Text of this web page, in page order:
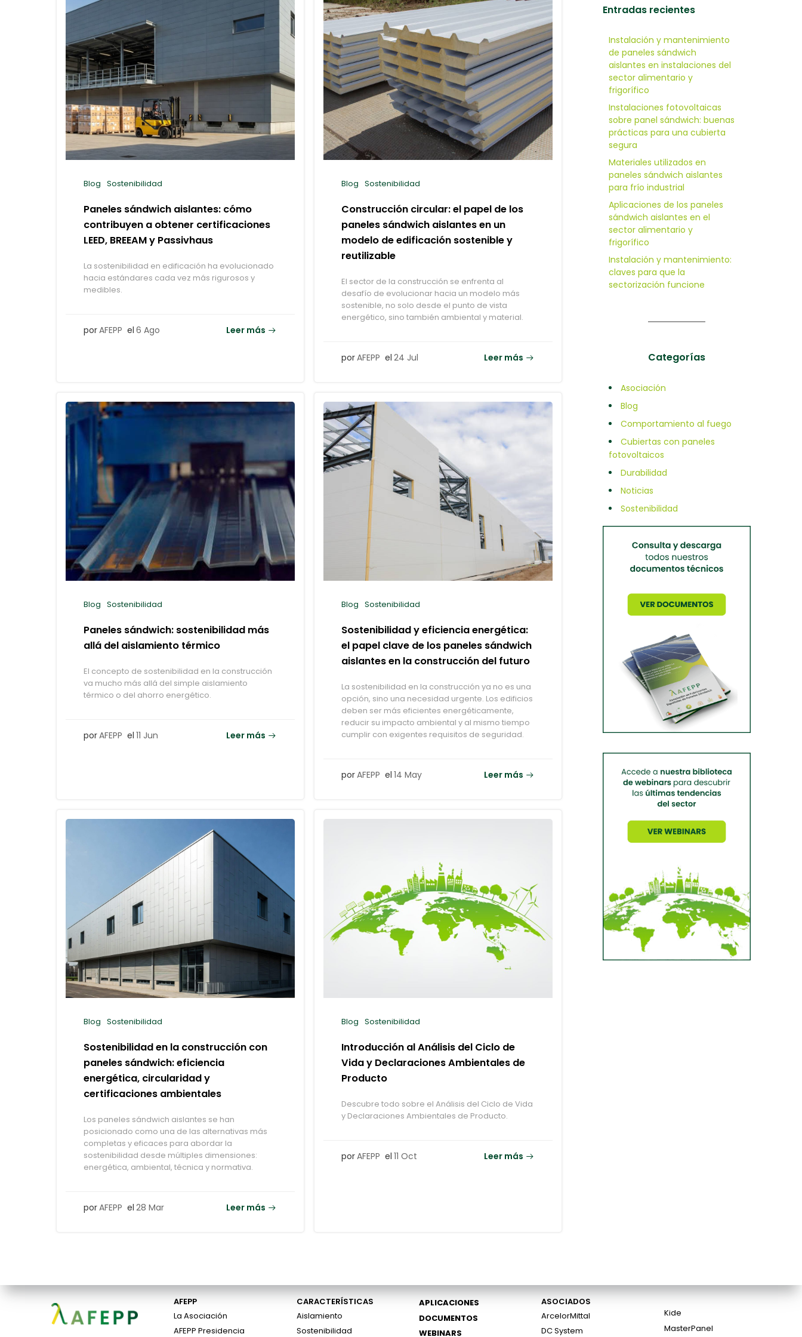
Blog Sostenibilidad
Paneles sándwich aislantes: cómo
contribuyen a obtener certificaciones
LEED, BREEAM y Passivhaus
La sostenibilidad en edificación ha evolucionado
hacia estándares cada vez más rigurosos y
medibles.
porAFEPP el 6 Ago Leer más
Blog Sostenibilidad
Construcción circular: el papel de los
paneles sándwich aislantes en un
modelo de edificación sostenible y
reutilizable
El sector de la construcción se enfrenta al
desafío de evolucionar hacia un modelo más
sostenible, no solo desde el punto de vista
energético, sino también ambiental y material.
porAFEPP el 24 Jul Leer más
Blog Sostenibilidad
Paneles sándwich: sostenibilidad más
allá del aislamiento térmico
El concepto de sostenibilidad en la construcción
va mucho más allá del simple aislamiento
térmico o del ahorro energético.
porAFEPP el 11 Jun Leer más
Blog Sostenibilidad
Sostenibilidad y eficiencia energética:
el papel clave de los paneles sándwich
aislantes en la construcción del futuro
La sostenibilidad en la construcción ya no es una
opción, sino una necesidad urgente. Los edificios
deben ser más eficientes energéticamente,
reducir su impacto ambiental y al mismo tiempo
cumplir con exigentes requisitos de seguridad.
porAFEPP el 14 May Leer más
Blog Sostenibilidad
Sostenibilidad en la construcción con
paneles sándwich: eficiencia
energética, circularidad y
certificaciones ambientales
Los paneles sándwich aislantes se han
posicionado como una de las alternativas más
completas y eficaces para abordar la
sostenibilidad desde múltiples dimensiones:
energética, ambiental, técnica y normativa.
porAFEPP el 28 Mar Leer más
Blog Sostenibilidad
Introducción al Análisis del Ciclo de
Vida y Declaraciones Ambientales de
Producto
Descubre todo sobre el Análisis del Ciclo de Vida
y Declaraciones Ambientales de Producto.
porAFEPP el 11 Oct Leer más
Entradas recientes
Instalación y mantenimiento
de paneles sándwich
aislantes en instalaciones del
sector alimentario y
frigorífico
Instalaciones fotovoltaicas
sobre panel sándwich: buenas
prácticas para una cubierta
segura
Materiales utilizados en
paneles sándwich aislantes
para frío industrial
Aplicaciones de los paneles
sándwich aislantes en el
sector alimentario y
frigorífico
Instalación y mantenimiento:
claves para que la
sectorización funcione
Categorías
Asociación
Blog
Comportamiento al fuego
Cubiertas con paneles
fotovoltaicos
Durabilidad
Noticias
Sostenibilidad
AFEPP
La Asociación
AFEPP Presidencia
CARACTERÍSTICAS
Aislamiento
Sostenibilidad
APLICACIONES
DOCUMENTOS
WEBINARS
ASOCIADOS
ArcelorMittal
DC System
Kide
MasterPanel